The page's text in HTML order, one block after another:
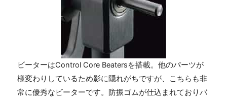
ビーターはControl Core Beatersを搭載。他のパーツが
様変わりしているため影に隠れがちですが、こちらも非
常に優秀なビーターです。防振ゴムが仕込まれておりバ